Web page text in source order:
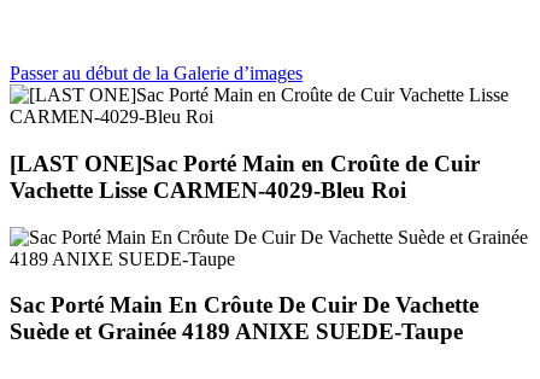
Passer au début de la Galerie d’images
[LAST ONE]Sac Porté Main en Croûte de Cuir
Vachette Lisse CARMEN-4029-Bleu Roi
Sac Porté Main En Crôute De Cuir De Vachette
Suède et Grainée 4189 ANIXE SUEDE-Taupe